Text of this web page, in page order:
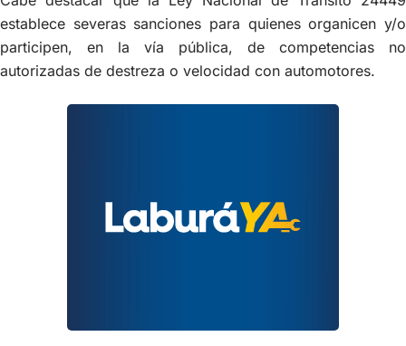
establece severas sanciones para quienes organicen y/o
participen, en la vía pública, de competencias no
autorizadas de destreza o velocidad con automotores.